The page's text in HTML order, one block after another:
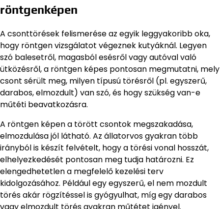
röntgenképen
A csonttörések felismerése az egyik leggyakoribb oka,
hogy röntgen vizsgálatot végeznek kutyáknál. Legyen
szó balesetről, magasból esésről vagy autóval való
ütközésről, a röntgen képes pontosan megmutatni, mely
csont sérült meg, milyen típusú törésről (pl. egyszerű,
darabos, elmozdult) van szó, és hogy szükség van-e
műtéti beavatkozásra.
A röntgen képen a törött csontok megszakadása,
elmozdulása jól látható. Az állatorvos gyakran több
irányból is készít felvételt, hogy a törési vonal hosszát,
elhelyezkedését pontosan meg tudja határozni. Ez
elengedhetetlen a megfelelő kezelési terv
kidolgozásához. Például egy egyszerű, el nem mozdult
törés akár rögzítéssel is gyógyulhat, míg egy darabos